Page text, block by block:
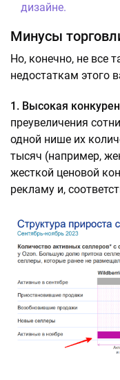
дизайне.
Минусы
Но, конечно, не все
недостаткам этого
1. Высокая
преувеличения
одной нише их
тысяч (например,
жесткой ценовой
рекламу и,